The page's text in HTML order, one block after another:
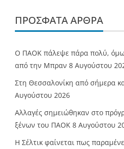
ΠΡΌΣΦΑΤΑ ΆΡΘΡΑ
Ο ΠΑΟΚ πάλεψε πάρα πολύ,
από την Μπραν 8 Αυγούστου
Στη Θεσσαλονίκη από σήμερα
Αυγούστου 2026
Αλλαγές σημειώθηκαν στο
ξένων του ΠΑΟΚ 8 Αυγούστου
Η Σέλτικ φαίνεται πως